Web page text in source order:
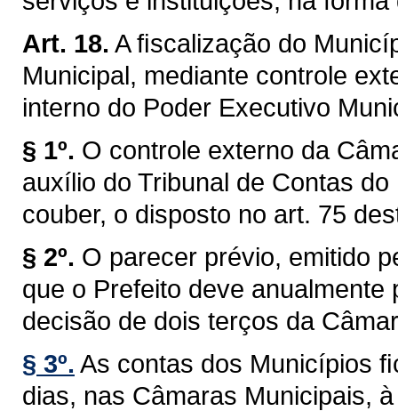
Art. 18. A ﬁscalização do
Municipal, mediante controle
interno do Poder Executivo
§ 1º. O controle externo da
auxílio do Tribunal de Contas
couber, o disposto no art. 75
§ 2º. O parecer prévio, emitido
que o Prefeito deve
decisão de dois terços da
§ 3º. As contas dos Municípios
dias, nas Câmaras Municipais,